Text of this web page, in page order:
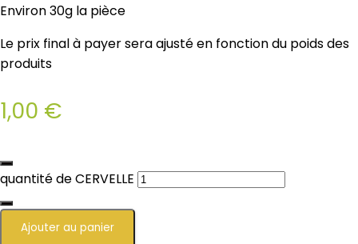
Environ 30g la pièce
Le prix final à payer sera ajusté en fonction du poids des
produits
1,00 €
quantité de CERVELLE
Ajouter au panier